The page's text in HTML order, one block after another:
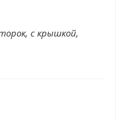
с крышкой,